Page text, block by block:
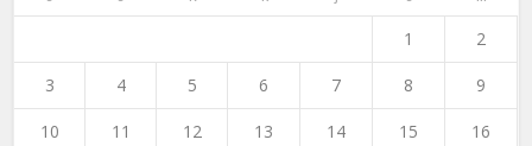
1 2
3 4 5 6 7 8 9
10 11 12 13 14 15 16